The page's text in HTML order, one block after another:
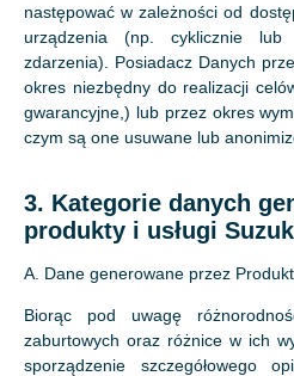
następować w zależności od
urządzenia (np. cyklicznie lub
zdarzenia). Posiadacz Danych
okres niezbędny do realizacji
gwarancyjne,) lub przez okres
czym są one usuwane lub
3. Kategorie danych
produkty i usługi
A. Dane generowane przez
Biorąc pod uwagę
zaburtowych oraz różnice w ich
sporządzenie szczegółowego